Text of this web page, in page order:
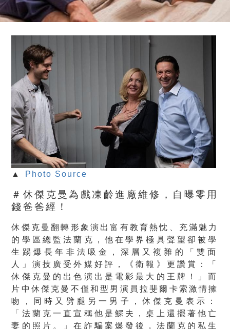
▲ Photo Source
＃休傑克曼為戲凍齡進廠維修，自曝零用
錢爸爸經！
休傑克曼翻轉形象演出富有教育熱忱、充滿魅力
的學區總監法蘭克， 他在學界極具聲望卻被學
生踢爆長年非法吸金，深層又複雜的「雙面
人」演技廣受外媒好評，《衛報》更讚賞：「
休傑克曼的出色演出是電影最大的王牌！」而
片中休傑克曼不僅和型男演員拉斐爾卡索激情擁
吻，
同時又劈腿另一男子，休傑克曼表示：
「法蘭克一直宣稱他是鰥夫，桌上還擺著他亡
妻的照片。」在詐騙案爆發後， 法蘭克的私生